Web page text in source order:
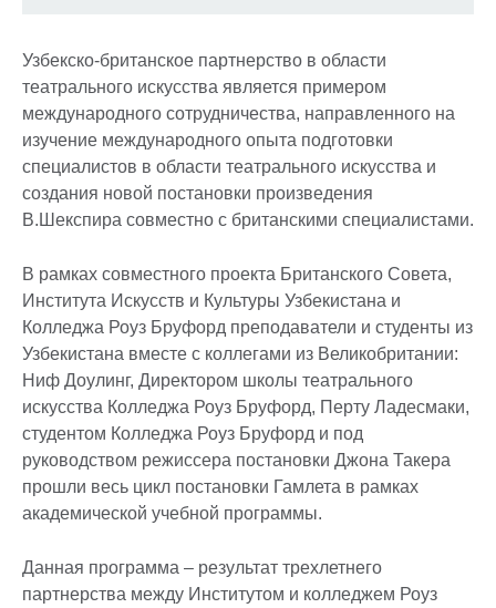
Узбекско-британское партнерство в области
театрального искусства является примером
международного сотрудничества, направленного на
изучение международного опыта подготовки
специалистов в области театрального искусства и
создания новой постановки произведения
В.Шекспира совместно с британскими специалистами.
В рамках совместного проекта Британского Совета,
Института Искусств и Культуры Узбекистана и
Колледжа Роуз Бруфорд преподаватели и студенты из
Узбекистана вместе с коллегами из Великобритании:
Ниф Доулинг, Директором школы театрального
искусства Колледжа Роуз Бруфорд, Перту Ладесмаки,
студентом Колледжа Роуз Бруфорд и под
руководством режиссера постановки Джона Такера
прошли весь цикл постановки Гамлета в рамках
академической учебной программы.
Данная программа – результат трехлетнего
партнерства между Институтом и колледжем Роуз